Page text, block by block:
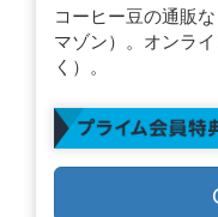
コーヒー豆の通販
マゾン）。オンラ
く）。